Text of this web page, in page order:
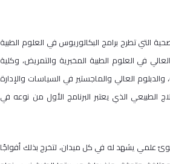
التي تطرح برامج البكالوريوس في العلوم الطبية
في العلوم الطبية المخبرية والتمريض، وكلية
العالي والماجستير في السياسات والإدارة
الطبيعي الذي يعتبر البرنامج الأول من نوعه في
علمي يشهد له في كل ميدان، لتخرج بذلك أفواجًا